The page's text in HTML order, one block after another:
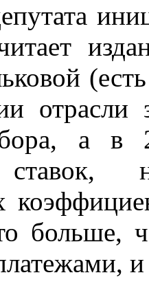
а в
ставок,
больше,